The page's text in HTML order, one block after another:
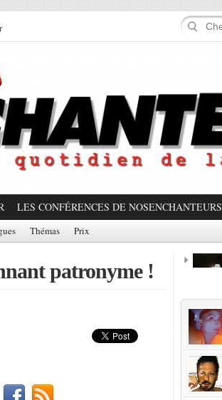
LES CONFÉRENCES DE NOSENCHANTEURS
Thémas Prix
patronyme !